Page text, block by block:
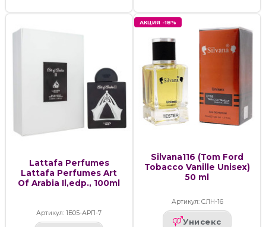
Lattafa Perfumes
Lattafa Perfumes Art
Of Arabia Il,edp., 100ml
Артикул: 1Б05-АРП-7
АКЦИЯ -18%
Silvana116 (Tom Ford
Tobacco Vanille Unisex)
50 ml
Артикул: СЛН-16
Унисекс